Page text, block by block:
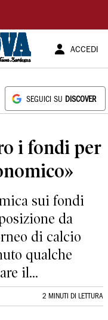
ACCEDI
SEGUICI SU DISCOVER
i fondi per
sui fondi
da
di calcio
qualche
il...
2 MINUTI DI LETTURA